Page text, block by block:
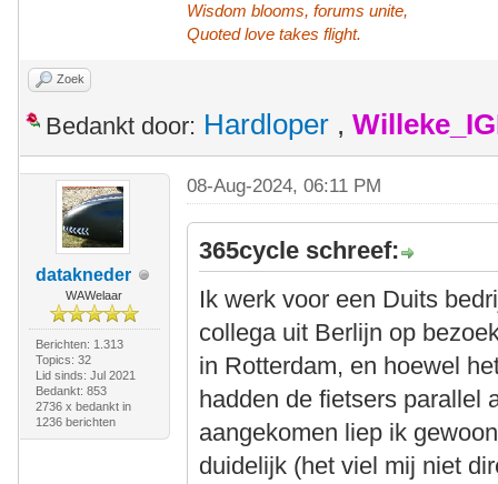
Wisdom blooms, forums unite,
Quoted love takes flight.
Zoek
Bedankt door: Hardloper ,
datakneder
WAWelaar
Berichten: 1.313
Topics: 32
Lid sinds: Jul 2021
Bedankt: 853
2736 x bedankt in
1236 berichten
08-Aug-2024, 06:11 PM
365cycle schreef:
Ik werk voor een Duits
collega uit Berlijn op
in Rotterdam, en hoewel
hadden de fietsers parallel
aangekomen liep ik
duidelijk (het viel mij niet